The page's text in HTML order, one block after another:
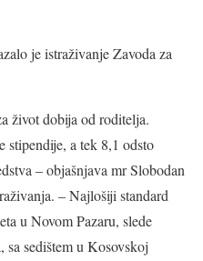
je istraživanje Zavoda za
život dobija od roditelja.
a tek 8,1 odsto
– objašnjava mr Slobodan
– Najlošiji standard
u Novom Pazaru, slede
sa sedištem u Kosovskoj